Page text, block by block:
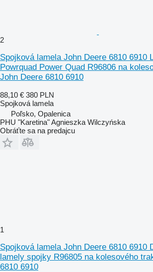
2
Spojková lamela John Deere 6810 6910
Powrquad Power Quad R96806 na
John Deere 6810 6910
88,10 € 380 PLN
Spojková lamela
Poľsko, Opalenica
PHU "Karetina" Agnieszka Wilczyńska
Obráťte sa na predajcu
1
Spojková lamela John Deere 6810 6910
lamely spojky R96805 na kolesového
6810 6910